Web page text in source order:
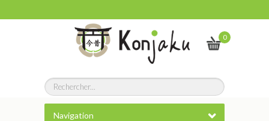
0
Navigation